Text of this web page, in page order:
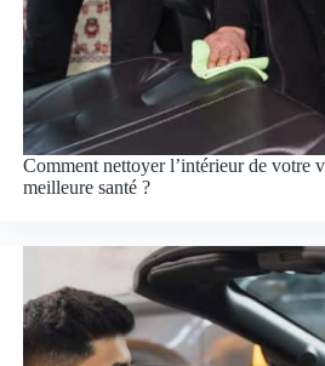
Comment nettoyer l’intérieur de votre
meilleure santé ?